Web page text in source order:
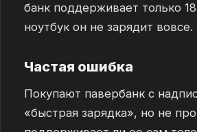
банк поддерживает только
ноутбук он не зарядит вовсе.
Частая ошибка
Покупают павербанк с
«быстрая зарядка», но не